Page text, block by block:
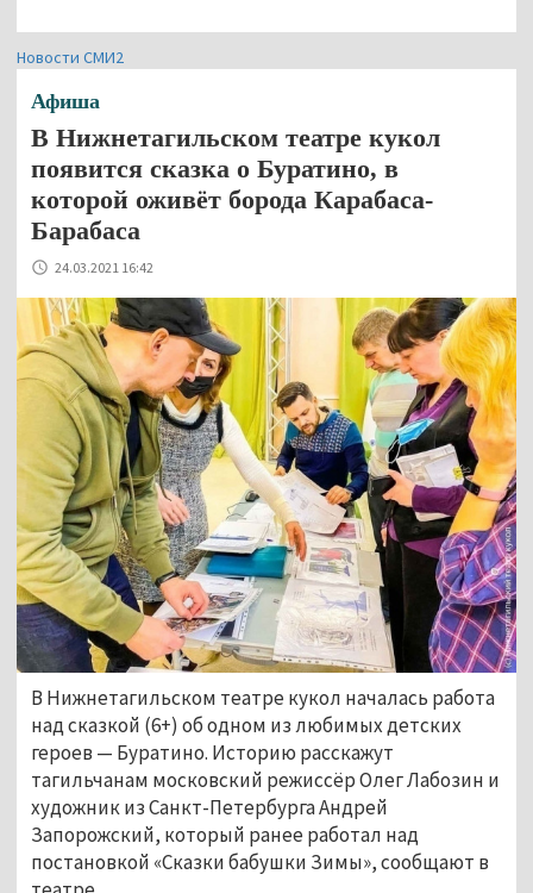
Новости СМИ2
Афиша
В Нижнетагильском театре кукол
появится сказка о Буратино, в
которой оживёт борода Карабаса-
Барабаса
24.03.2021 16:42
В Нижнетагильском театре кукол началась работа
над сказкой (6+) об одном из любимых детских
героев — Буратино. Историю расскажут
тагильчанам московский режиссёр Олег Лабозин и
художник из Санкт-Петербурга Андрей
Запорожский, который ранее работал над
постановкой «Сказки бабушки Зимы», сообщают в